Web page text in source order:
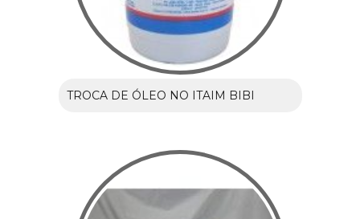
TROCA DE ÓLEO NO ITAIM BIBI